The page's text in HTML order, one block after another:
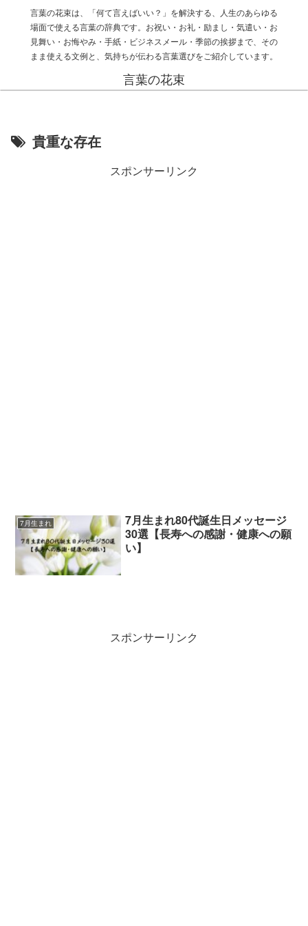
言葉の花束は、「何て言えばいい？」を解決する、人生のあらゆる
場面で使える言葉の辞典です。お祝い・お礼・励まし・気遣い・お
見舞い・お悔やみ・手紙・ビジネスメール・季節の挨拶まで、その
まま使える文例と、気持ちが伝わる言葉選びをご紹介しています。
言葉の花束
貴重な存在
スポンサーリンク
7月生まれ
7月生まれ80代誕生日メッセージ
30選【長寿への感謝・健康への願
い】
スポンサーリンク